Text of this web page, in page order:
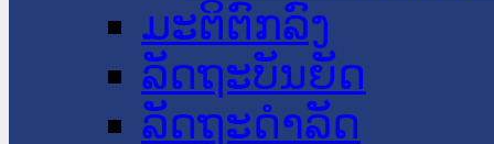
ມະຕິຕົກລົງ
ລັດຖະບັນຍັດ
ລັດຖະດໍາລັດ